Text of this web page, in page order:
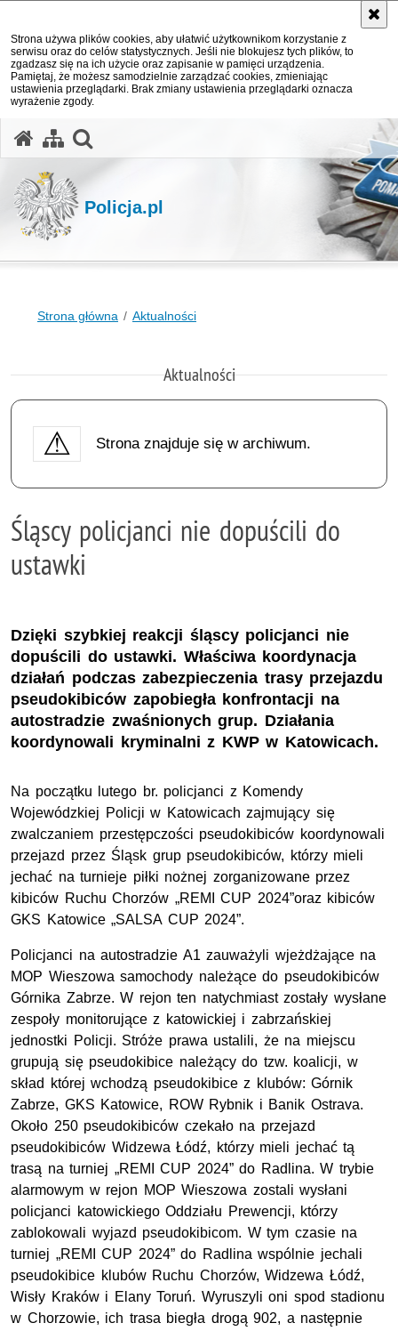
Strona używa plików cookies, aby ułatwić użytkownikom korzystanie z
serwisu oraz do celów statystycznych. Jeśli nie blokujesz tych plików, to
zgadzasz się na ich użycie oraz zapisanie w pamięci urządzenia.
Pamiętaj, że możesz samodzielnie zarządzać cookies, zmieniając
ustawienia przeglądarki. Brak zmiany ustawienia przeglądarki oznacza
wyrażenie zgody.
Policja.pl
Strona główna Aktualności
Aktualności
Strona znajduje się w archiwum.
Śląscy policjanci nie dopuścili do
ustawki
Dzięki szybkiej reakcji śląscy policjanci nie
dopuścili do ustawki. Właściwa koordynacja
działań podczas zabezpieczenia trasy przejazdu
pseudokibiców zapobiegła konfrontacji na
autostradzie zwaśnionych grup. Działania
koordynowali kryminalni z KWP w Katowicach.
Na początku lutego br. policjanci z Komendy
Wojewódzkiej Policji w Katowicach zajmujący się
zwalczaniem przestępczości pseudokibiców koordynowali
przejazd przez Śląsk grup pseudokibiców, którzy mieli
jechać na turnieje piłki nożnej zorganizowane przez
kibiców Ruchu Chorzów „REMI CUP 2024”oraz kibiców
GKS Katowice „SALSA CUP 2024”.
Policjanci na autostradzie A1 zauważyli wjeżdżające na
MOP Wieszowa samochody należące do pseudokibiców
Górnika Zabrze. W rejon ten natychmiast zostały wysłane
zespoły monitorujące z katowickiej i zabrzańskiej
jednostki Policji. Stróże prawa ustalili, że na miejscu
grupują się pseudokibice należący do tzw. koalicji, w
skład której wchodzą pseudokibice z klubów: Górnik
Zabrze, GKS Katowice, ROW Rybnik i Banik Ostrava.
Około 250 pseudokibiców czekało na przejazd
pseudokibiców Widzewa Łódź, którzy mieli jechać tą
trasą na turniej „REMI CUP 2024” do Radlina. W trybie
alarmowym w rejon MOP Wieszowa zostali wysłani
policjanci katowickiego Oddziału Prewencji, którzy
zablokowali wyjazd pseudokibicom. W tym czasie na
turniej „REMI CUP 2024” do Radlina wspólnie jechali
pseudokibice klubów Ruchu Chorzów, Widzewa Łódź,
Wisły Kraków i Elany Toruń. Wyruszyli oni spod stadionu
w Chorzowie, ich trasa biegła drogą 902, a następnie